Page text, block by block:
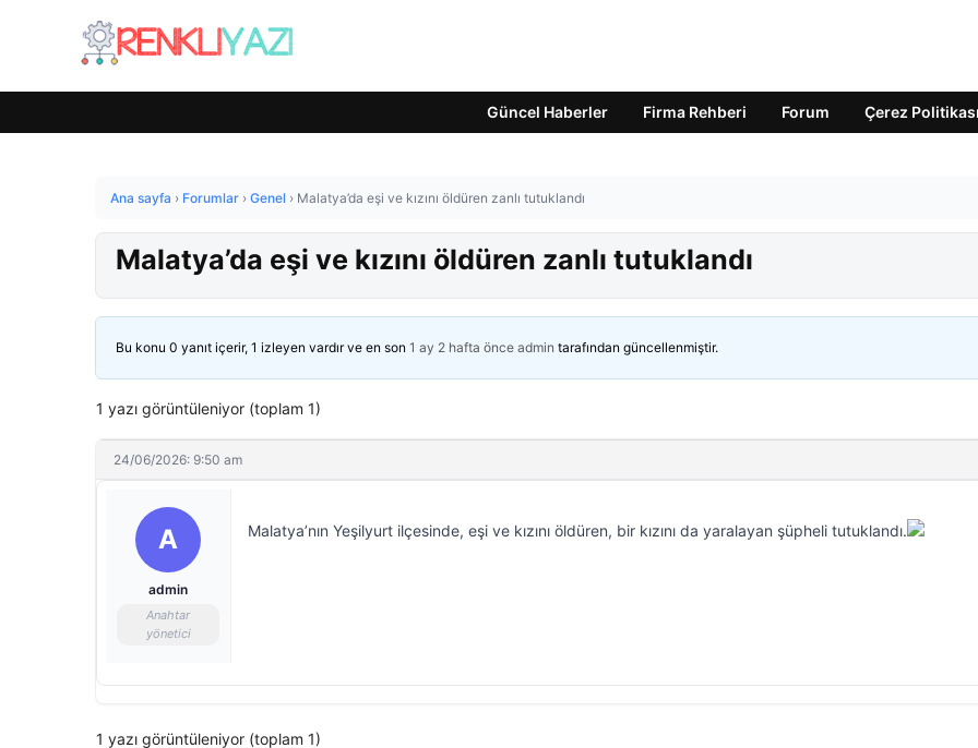
Güncel Haberler Firma Rehberi Forum Çerez Politikası
Ana sayfa › Forumlar › Genel › Malatya’da eşi ve kızını öldüren zanlı tutuklandı
Malatya’da eşi ve kızını öldüren zanlı tutuklandı
Bu konu 0 yanıt içerir, 1 izleyen vardır ve en son 1 ay 2 hafta önce admin tarafından güncellenmiştir.
1 yazı görüntüleniyor (toplam 1)
24/06/2026: 9:50 am
A
admin
Anahtar
yönetici
Malatya’nın Yeşilyurt ilçesinde, eşi ve kızını öldüren, bir kızını da yaralayan şüpheli tutuklandı.
1 yazı görüntüleniyor (toplam 1)